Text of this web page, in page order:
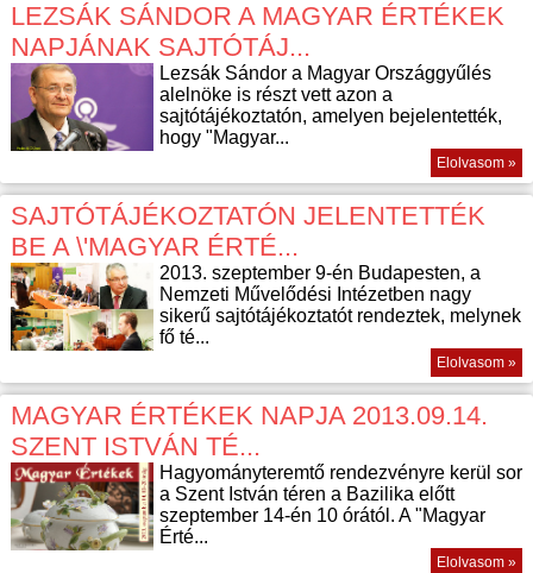
LEZSÁK SÁNDOR A MAGYAR ÉRTÉKEK
NAPJÁNAK SAJTÓTÁJ...
Lezsák Sándor a Magyar Országgyűlés
alelnöke is részt vett azon a
sajtótájékoztatón, amelyen bejelentették,
hogy "Magyar...
Elolvasom »
SAJTÓTÁJÉKOZTATÓN JELENTETTÉK
BE A \'MAGYAR ÉRTÉ...
2013. szeptember 9-én Budapesten, a
Nemzeti Művelődési Intézetben nagy
sikerű sajtótájékoztatót rendeztek, melynek
fő té...
Elolvasom »
MAGYAR ÉRTÉKEK NAPJA 2013.09.14.
SZENT ISTVÁN TÉ...
Hagyományteremtő rendezvényre kerül sor
a Szent István téren a Bazilika előtt
szeptember 14-én 10 órától. A "Magyar
Érté...
Elolvasom »